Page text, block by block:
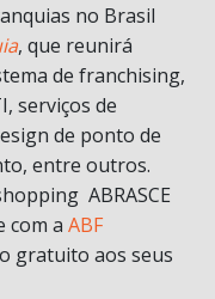
no Brasil
, que reunirá
de franchising,
serviços de
de ponto de
entre outros.
ABRASCE
com a ABF
gratuito aos seus